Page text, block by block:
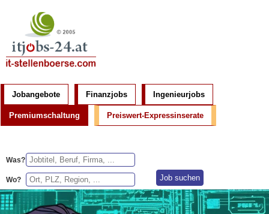
Jobangebote Finanzjobs Ingenieurjobs
Premiumschaltung Preiswert-Expressinserate
Was?
Wo?